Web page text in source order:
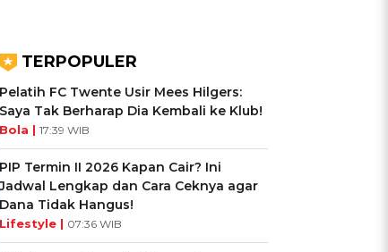
TERPOPULER
Pelatih FC Twente Usir Mees Hilgers:
Saya Tak Berharap Dia Kembali ke Klub!
Bola | 17:39 WIB
Termin II 2026 Kapan Cair? Ini
Jadwal Lengkap dan Cara Ceknya agar
Dana Tidak Hangus!
Lifestyle | 07:36 WIB